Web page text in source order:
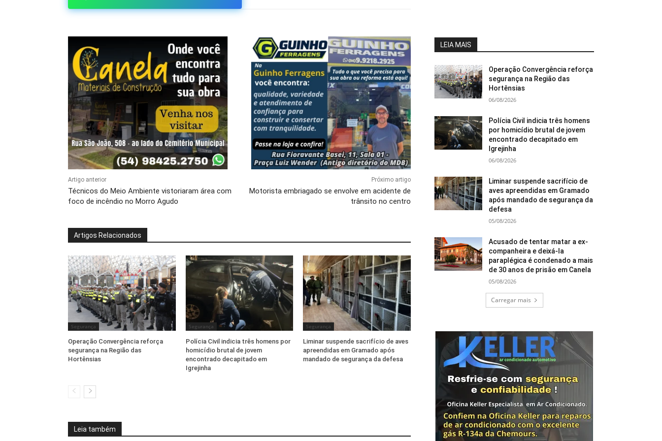
Artigo anterior
Técnicos do Meio Ambiente vistoriaram área com
foco de incêndio no Morro Agudo
Próximo artigo
Motorista embriagado se envolve em acidente de
trânsito no centro
Artigos Relacionados
Segurança
Operação Convergência reforça
segurança na Região das
Hortênsias
Segurança
Polícia Civil indicia três homens por
homicídio brutal de jovem
encontrado decapitado em
Igrejinha
Segurança
Liminar suspende sacrifício de aves
apreendidas em Gramado após
mandado de segurança da defesa
Leia também
LEIA MAIS
Operação Convergência reforça
segurança na Região das
Hortênsias
06/08/2026
Polícia Civil indicia três homens
por homicídio brutal de jovem
encontrado decapitado em
Igrejinha
06/08/2026
Liminar suspende sacrifício de
aves apreendidas em Gramado
após mandado de segurança da
defesa
05/08/2026
Acusado de tentar matar a ex-
companheira e deixá-la
paraplégica é condenado a mais
de 30 anos de prisão em Canela
05/08/2026
Carregar mais